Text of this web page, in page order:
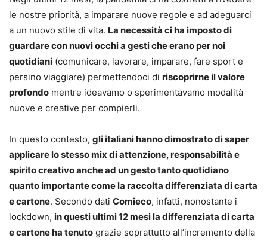
le nostre priorità, a imparare nuove regole e ad adeguarci
a un nuovo stile di vita. La necessità ci ha imposto di
guardare con nuovi occhi a gesti che erano per noi
quotidiani (comunicare, lavorare, imparare, fare sport e
persino viaggiare) permettendoci di riscoprirne il valore
profondo mentre ideavamo o sperimentavamo modalità
nuove e creative per compierli.
In questo contesto, gli italiani hanno dimostrato di saper
applicare lo stesso mix di attenzione, responsabilità e
spirito creativo anche ad un gesto tanto quotidiano
quanto importante come la raccolta differenziata di carta
e cartone. Secondo dati Comieco, infatti, nonostante i
lockdown, in questi ultimi 12 mesi la differenziata di carta
e cartone ha tenuto grazie soprattutto all’incremento della